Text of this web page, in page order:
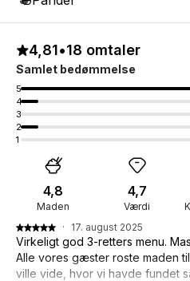
4,81•18 omtaler
Samlet bedømmelse
5
4
3
2
1
Maden
4,8
Værdi
4,7
· 17. august 2025
Virkeligt god 3-retters menu.
Alle vores gæster roste maden
ville vide, hvor vi havde fundet